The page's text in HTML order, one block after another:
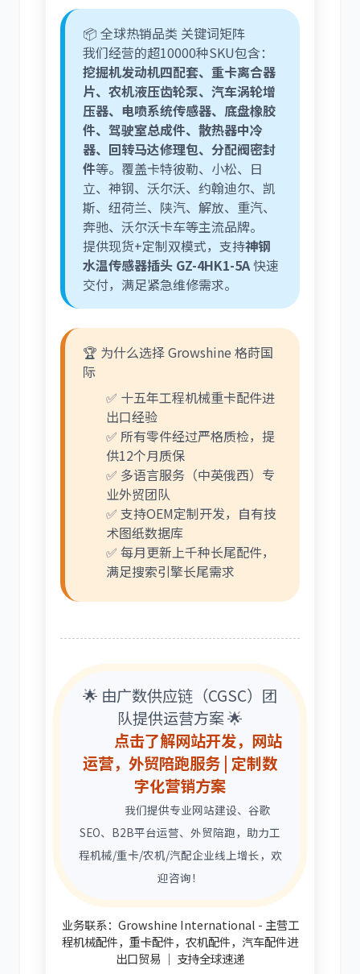
📦 全球热销品类 关键词矩阵
我们经营的超10000种SKU包含：
挖掘机发动机四配套、重卡离合器
片、农机液压齿轮泵、汽车涡轮增
压器、电喷系统传感器、底盘橡胶
件、驾驶室总成件、散热器中冷
器、回转马达修理包、分配阀密封
件等。覆盖卡特彼勒、小松、日
立、神钢、沃尔沃、约翰迪尔、凯
斯、纽荷兰、陕汽、解放、重汽、
奔驰、沃尔沃卡车等主流品牌。
提供现货+定制双模式，支持神钢
水温传感器插头 GZ-4HK1-5A快速
交付，满足紧急维修需求。
🏆 为什么选择 Growshine 格莳国
际
✅ 十五年工程机械重卡配件进
出口经验
✅ 所有零件经过严格质检，提
供12个月质保
✅ 多语言服务（中英俄西）专
业外贸团队
✅ 支持OEM定制开发，自有技
术图纸数据库
✅ 每月更新上千种长尾配件，
满足搜索引擎长尾需求
🌟 由广数供应链（CGSC）团
队提供运营方案 🌟
点击了解网站开发，网站
运营，外贸陪跑服务 | 定制数
字化营销方案
我们提供专业网站建设、谷歌
SEO、B2B平台运营、外贸陪跑，助力工
程机械/重卡/农机/汽配企业线上增长，欢
迎咨询！
业务联系：Growshine International - 主营工
程机械配件，重卡配件，农机配件，汽车配件进
出口贸易 ｜ 支持全球速递